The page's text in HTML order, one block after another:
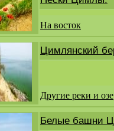
На восток
Цимлянский
Другие реки и
Белые башни